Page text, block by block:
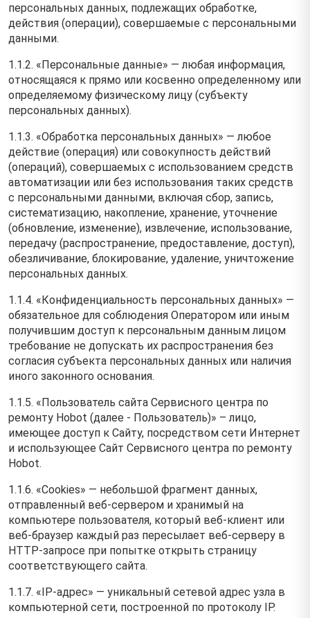
персональных данных, подлежащих обработке,
действия (операции), совершаемые с персональными
данными.
1.1.2. «Персональные данные» — любая информация,
относящаяся к прямо или косвенно определенному или
определяемому физическому лицу (субъекту
персональных данных).
1.1.3. «Обработка персональных данных» — любое
действие (операция) или совокупность действий
(операций), совершаемых с использованием средств
автоматизации или без использования таких средств
с персональными данными, включая сбор, запись,
систематизацию, накопление, хранение, уточнение
(обновление, изменение), извлечение, использование,
передачу (распространение, предоставление, доступ),
обезличивание, блокирование, удаление, уничтожение
персональных данных.
1.1.4. «Конфиденциальность персональных данных» —
обязательное для соблюдения Оператором или иным
получившим доступ к персональным данным лицом
требование не допускать их распространения без
согласия субъекта персональных данных или наличия
иного законного основания.
1.1.5. «Пользователь сайта Сервисного центра по
ремонту Hobot (далее ‑ Пользователь)» – лицо,
имеющее доступ к Сайту, посредством сети Интернет
и использующее Сайт Сервисного центра по ремонту
Hobot.
1.1.6. «Cookies» — небольшой фрагмент данных,
отправленный веб-сервером и хранимый на
компьютере пользователя, который веб-клиент или
веб-браузер каждый раз пересылает веб-серверу в
HTTP-запросе при попытке открыть страницу
соответствующего сайта.
1.1.7. «IP-адрес» — уникальный сетевой адрес узла в
компьютерной сети, построенной по протоколу IP.